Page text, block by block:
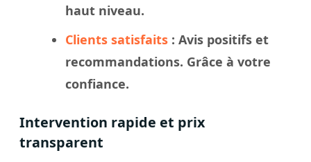
haut niveau.
Clients satisfaits : Avis positifs et
recommandations. Grâce à votre
confiance.
Intervention rapide et prix
transparent